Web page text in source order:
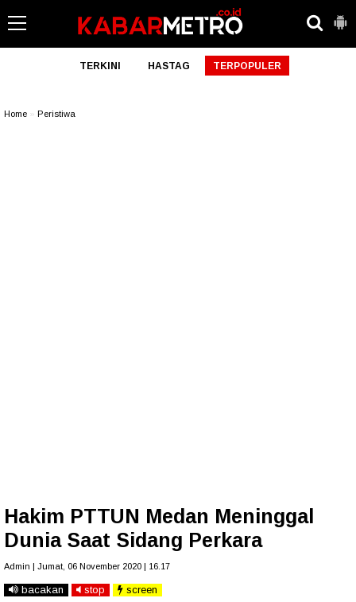
TERKINI HASTAG TERPOPULER
Home Peristiwa
Hakim PTTUN Medan Meninggal
Dunia Saat Sidang Perkara
Admin | Jumat, 06 November 2020 | 16.17
bacakan stop screen